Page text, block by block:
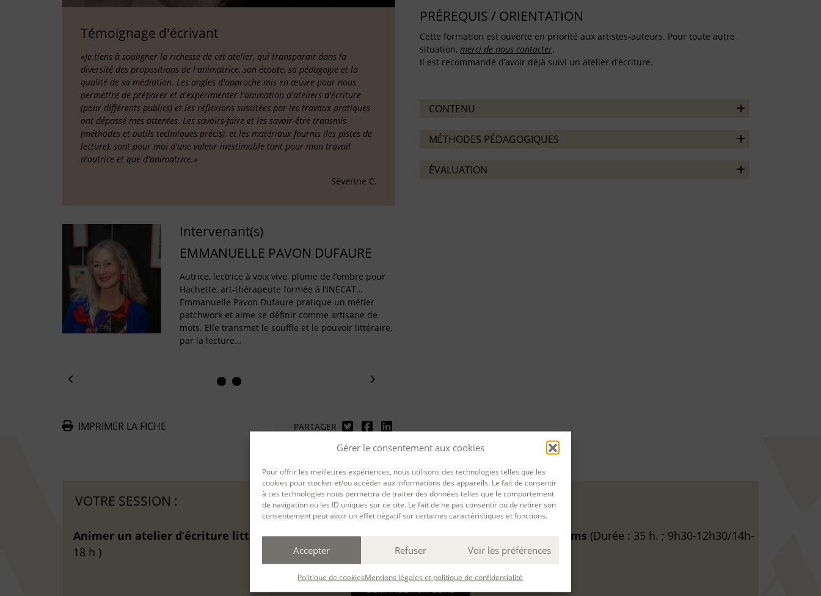
Gérer le consentement aux cookies
Pour offrir les meilleures expériences, nous utilisons des technologies telles que les
cookies pour stocker et/ou accéder aux informations des appareils. Le fait de consentir
à ces technologies nous permettra de traiter des données telles que le comportement
de navigation ou les ID uniques sur ce site. Le fait de ne pas consentir ou de retirer son
consentement peut avoir un effet négatif sur certaines caractéristiques et fonctions.
Accepter Refuser Voir les préférences
Politique de cookiesMentions légales et politique de confidentialité
Témoignage d'écrivant
«Je tiens à souligner la richesse de cet atelier, qui transparait dans la
diversité des propositions de l'animatrice, son écoute, sa pédagogie et la
qualité de sa médiation. Les angles d'approche mis en œuvre pour nous
permettre de préparer et d'expérimenter l'animation d'ateliers d'écriture
(pour différents publics) et les réflexions suscitées par les travaux pratiques
ont dépassé mes attentes. Les savoirs-faire et les savoir-être transmis
(méthodes et outils techniques précis), et les matériaux fournis (les pistes de
lecture), sont pour moi d'une valeur inestimable tant pour mon travail
d'autrice et que d'animatrice.»
Séverine C.
Intervenant(s)
EMMANUELLE PAVON DUFAURE
Autrice, lectrice à voix vive, plume de l’ombre pour
Hachette, art-thérapeute formée à l’INECAT…
Emmanuelle Pavon Dufaure pratique un métier
patchwork et aime se définir comme artisane de
mots. Elle transmet le souffle et le pouvoir littéraire,
par la lecture…
IMPRIMER LA FICHE
PARTAGER
Dernière mise à jour : 08/10/2025
PRÉREQUIS / ORIENTATION
Cette formation est ouverte en priorité aux artistes-auteurs. Pour toute autre
situation, merci de nous contacter.
Il est recommandé d’avoir déjà suivi un atelier d’écriture.
CONTENU
MÉTHODES PÉDAGOGIQUES
ÉVALUATION
VOTRE SESSION :
Animer un atelier d’écriture littérairedu02 Juin. 2025au06 Juin. 2025àA distance par Teams (Durée : 35 h. ; 9h30-12h30/14h-
18 h )
DEMANDER UN DEVIS